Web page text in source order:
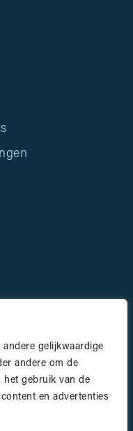
gelijkwaardige
andere om de
het gebruik van de
en advertenties